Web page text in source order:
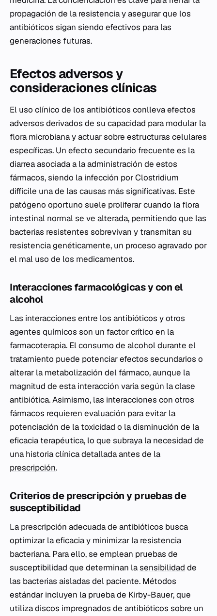
propagación de la resistencia y asegurar que los
antibióticos sigan siendo efectivos para las
generaciones futuras.
Efectos adversos y
consideraciones clínicas
El uso clínico de los antibióticos conlleva efectos
adversos derivados de su capacidad para modular la
flora microbiana y actuar sobre estructuras celulares
específicas. Un efecto secundario frecuente es la
diarrea asociada a la administración de estos
fármacos, siendo la infección porClostridium
difficile una de las causas más significativas. Este
patógeno oportuno suele proliferar cuando la flora
intestinal normal se ve alterada, permitiendo que las
bacterias resistentes sobrevivan y transmitan su
resistencia genéticamente, un proceso agravado por
el mal uso de los medicamentos.
Interacciones farmacológicas y con el
alcohol
Las interacciones entre los antibióticos y otros
agentes químicos son un factor crítico en la
farmacoterapia. El consumo de alcohol durante el
tratamiento puede potenciar efectos secundarios o
alterar la metabolización del fármaco, aunque la
magnitud de esta interacción varía según la clase
antibiótica. Asimismo, las interacciones con otros
fármacos requieren evaluación para evitar la
potenciación de la toxicidad o la disminución de la
eficacia terapéutica, lo que subraya la necesidad de
una historia clínica detallada antes de la
prescripción.
Criterios de prescripción y pruebas de
susceptibilidad
La prescripción adecuada de antibióticos busca
optimizar la eficacia y minimizar la resistencia
bacteriana. Para ello, se emplean pruebas de
susceptibilidad que determinan lasensibilidad de
las bacterias aisladas del paciente. Métodos
estándar incluyen la prueba de Kirby-Bauer, que
utiliza discos impregnados de antibióticos sobre un